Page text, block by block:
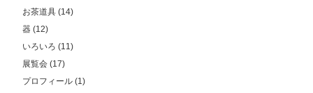
お茶道具 (14)
器 (12)
いろいろ (11)
展覧会 (17)
プロフィール (1)